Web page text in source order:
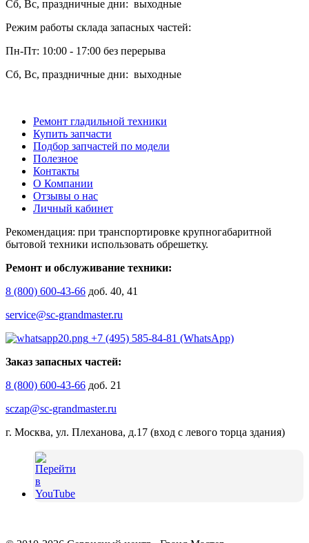
Сб, Вс, праздничные дни: выходные
Режим работы склада запасных частей:
Пн-Пт: 10:00 - 17:00 без перерыва
Сб, Вс, праздничные дни: выходные
Ремонт гладильной техники
Купить запчасти
Подбор запчастей по модели
Полезное
Контакты
О Компании
Отзывы о нас
Личный кабинет
Рекомендация: при транспортировке крупногабаритной
бытовой техники использовать обрешетку.
Ремонт и обслуживание техники:
8 (800) 600-43-66 доб. 40, 41
service@sc-grandmaster.ru
+7 (495) 585-84-81 (WhatsApp)
Заказ запасных частей:
8 (800) 600-43-66 доб. 21
sczap@sc-grandmaster.ru
г. Москва, ул. Плеханова, д.17 (вход с левого торца здания)